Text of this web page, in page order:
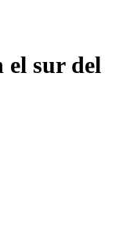
el sur del